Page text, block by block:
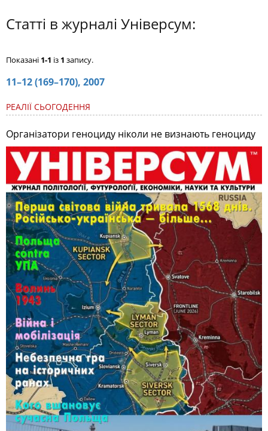
Статті в журналі Універсум:
Показані 1-1 із 1 запису.
11–12 (169–170), 2007
РЕАЛІЇ СЬОГОДЕННЯ
Організатори геноциду ніколи не визнають геноциду